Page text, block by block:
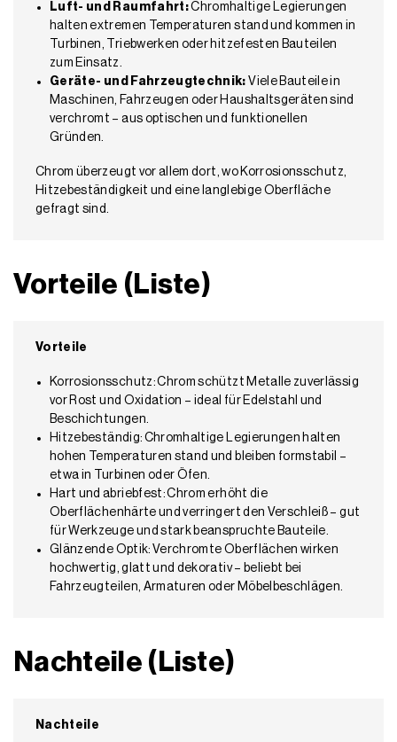
Luft- und Raumfahrt:Chromhaltige Legierungen
halten extremen Temperaturen stand und kommen in
Turbinen, Triebwerken oder hitzefesten Bauteilen
zum Einsatz.
Geräte- und Fahrzeugtechnik: Viele Bauteile in
Maschinen, Fahrzeugen oder Haushaltsgeräten sind
verchromt – aus optischen und funktionellen
Gründen.
Chrom überzeugt vor allem dort, wo Korrosionsschutz,
Hitzebeständigkeit und eine langlebige Oberfläche
gefragt sind.
Vorteile (Liste)
Vorteile
Korrosionsschutz: Chrom schützt Metalle zuverlässig
vor Rost und Oxidation – ideal für Edelstahl und
Beschichtungen.
Hitzebeständig: Chromhaltige Legierungen halten
hohen Temperaturen stand und bleiben formstabil –
etwa in Turbinen oder Öfen.
Hart und abriebfest: Chrom erhöht die
Oberflächenhärte und verringert den Verschleiß – gut
für Werkzeuge und stark beanspruchte Bauteile.
Glänzende Optik: Verchromte Oberflächen wirken
hochwertig, glatt und dekorativ – beliebt bei
Fahrzeugteilen, Armaturen oder Möbelbeschlägen.
Nachteile (Liste)
Nachteile